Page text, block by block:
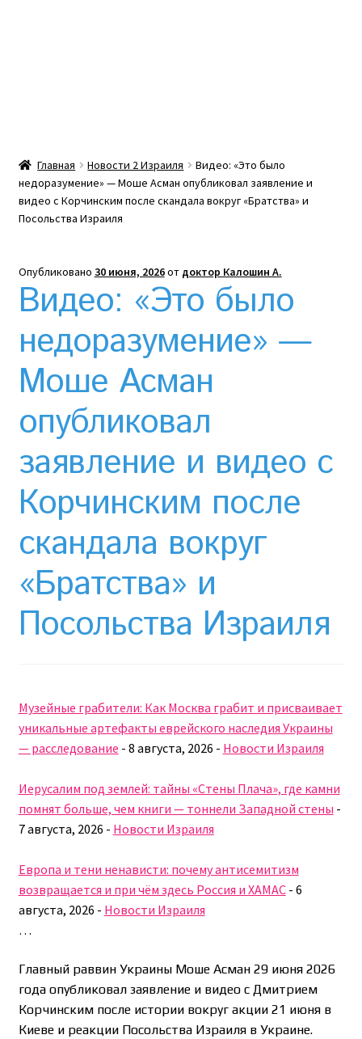
Компания
Корзина
Мой аккаунт
Необычный союз NAnews и Nikk.Agency
Отзывы про Клексан
Политика конфиденциальности
Почему интернет-аптеки онлайн плохо приживаются
в Израиле: закон, доверие и особенности рынка
Рекомендации
Статьи
Главная Новости 2 Израиля
Видео: «Это было
недоразумение» — Моше Асман опубликовал заявление и
видео с Корчинским после скандала вокруг «Братства» и
Посольства Израиля
Опубликовано 30 июня, 2026от доктор Калошин А.
Видео: «Это было
недоразумение» —
Моше Асман
опубликовал
заявление и видео с
Корчинским после
скандала вокруг
«Братства» и
Посольства Израиля
Музейные грабители: Как Москва грабит и присваивает
уникальные артефакты еврейского наследия Украины
— расследование - 8 августа, 2026 - Новости Израиля
Иерусалим под землей: тайны «Стены Плача», где камни
помнят больше, чем книги — тоннели Западной стены -
7 августа, 2026 - Новости Израиля
Европа и тени ненависти: почему антисемитизм
возвращается и при чём здесь Россия и ХАМАС- 6
августа, 2026 - Новости Израиля
…
Главный раввин Украины Моше Асман 29 июня 2026
года опубликовал заявление и видео с Дмитрием
Корчинским после истории вокруг акции 21 июня в
Киеве и реакции Посольства Израиля в Украине.